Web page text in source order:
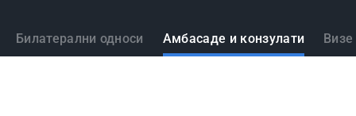
Државе
Билатерални односи Амбасаде и конзулати